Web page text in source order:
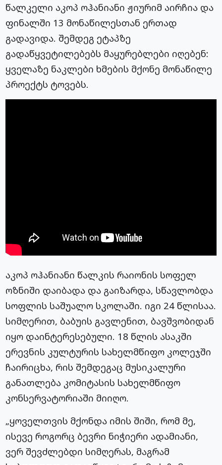
წალკელი აკოპ ოჰანიანი ჟიურიმ აირჩია და
ფინალში 13 მონაწილესთან ერთად
გადავიდა. შემდეგ ეტაპზე
გადაწყვეტილებებს მაყურებლები იღებენ:
ყველაზე ნაკლები ხმების მქონე მონაწილე
პროექტს ტოვებს.
აკოპ ოჰანიანი წალკის რაიონის სოფელ
ოზნიში დაიბადა და გაიზარდა, სწავლობდა
სოფლის საშუალო სკოლაში. იგი 24 წლისაა.
სიმღერით, ბაბუის გავლენით, ბავშვობიდან
იყო დაინტერესებული. 18 წლის ასაკში
ერევნის კულტურის სახელმწიფო კოლეჯში
ჩაირიცხა, რის შემდეგაც მუსიკალური
განათლება კომიტასის სახელმწიფო
კონსერვატორიაში მიიღო.
„ყოველთვის მქონდა იმის შიში, რომ მე,
ისევე როგორც ბევრი ნიჭიერი ადამიანი,
ვერ შევძლებდი სიმღერას, მაგრამ